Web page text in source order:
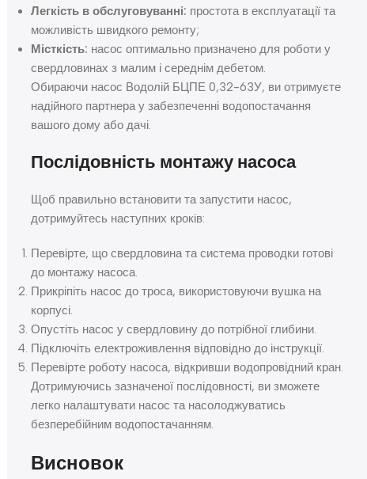
Легкість в обслуговуванні: простота в експлуатації та
можливість швидкого ремонту;
Місткість: насос оптимально призначено для роботи у
свердловинах з малим і середнім дебетом.
Обираючи насос Водолій БЦПЕ 0,32-63У, ви отримуєте
надійного партнера у забезпеченні водопостачання
вашого дому або дачі.
Послідовність монтажу насоса
Щоб правильно встановити та запустити насос,
дотримуйтесь наступних кроків:
Перевірте, що свердловина та система проводки готові
до монтажу насоса.
Прикріпіть насос до троса, використовуючи вушка на
корпусі.
Опустіть насос у свердловину до потрібної глибини.
Підключіть електроживлення відповідно до інструкції.
Перевірте роботу насоса, відкривши водопровідний кран.
Дотримуючись зазначеної послідовності, ви зможете
легко налаштувати насос та насолоджуватись
безперебійним водопостачанням.
Висновок